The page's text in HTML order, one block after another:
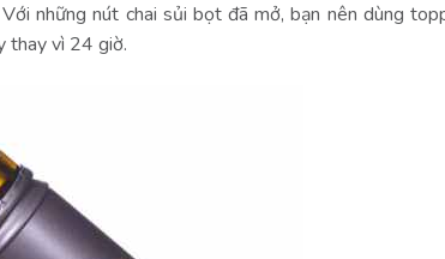
những nút chai sủi bọt đã mở, bạn nên dùng
thay vì 24 giờ.